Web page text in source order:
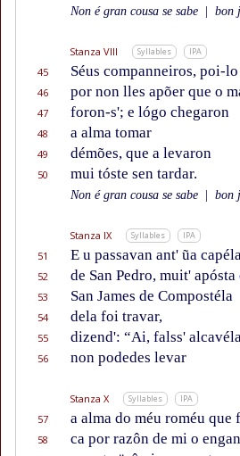
Non é gran cousa se sabe
bon
Stanza VIII Syllables IPA
45 Séus companneiros, poi-
46
por non lles apõer que o
47
foron-s'; e lógo chegaron
48
a alma tomar
49
démões, que a levaron
50
mui tóste sen tardar.
Non é gran cousa se sabe
bon
Stanza IX Syllables IPA
51 E u passavan ant' ũa
52
de San Pedro, muit' apósta
53
San James de Compostéla
54
dela foi travar,
55
dizend': “Ai, falss'
56
non podedes levar
Stanza X Syllables IPA
57 a alma do méu roméu que
58
ca por razôn de mi o